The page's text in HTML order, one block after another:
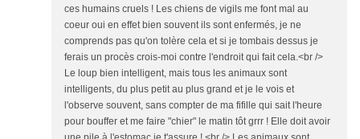
ces humains cruels ! Les chiens de vigils me font mal au
coeur oui en effet bien souvent ils sont enfermés, je ne
comprends pas qu'on tolère cela et si je tombais dessus je
ferais un procès crois-moi contre l'endroit qui fait cela.<br />
Le loup bien intelligent, mais tous les animaux sont
intelligents, du plus petit au plus grand et je le vois et
l'observe souvent, sans compter de ma fifille qui sait l'heure
pour bouffer et me faire "chier" le matin tôt grrr ! Elle doit avoir